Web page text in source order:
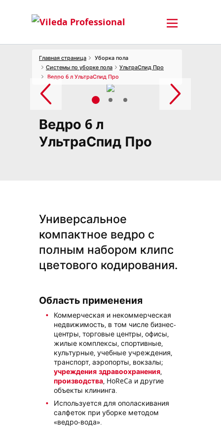
Главная страница
Уборка пола
Системы по уборке пола
УльтраСпид Про
Ведро 6 л УльтраСпид Про
Ведро 6 л
УльтраСпид Про
Универсальное
компактное ведро с
полным набором клипс
цветового кодирования.
Область применения
Коммерческая и некоммерческая
недвижимость, в том числе бизнес-
центры, торговые центры, офисы,
жилые комплексы, спортивные,
культурные, учебные учреждения,
транспорт, аэропорты, вокзалы;
учреждения здравоохранения
производства , HoReCa и другие
объекты клининга.
Используется для ополаскивания
салфеток при уборке методом
«ведро-вода».